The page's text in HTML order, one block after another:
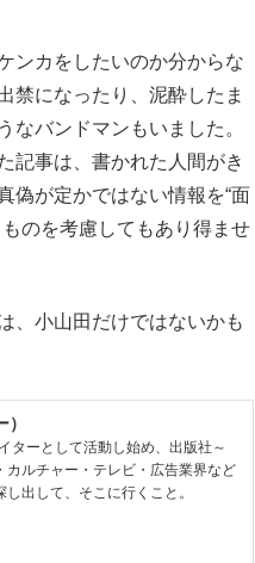
ンカをしたいのか分からな
禁になったり、泥酔したま
なバンドマンもいました。
記事は、書かれた人間がき
偽が定かではない情報を“面
のを考慮してもあり得ませ
、小山田だけではないかも
ターとして活動し始め、出版社～
ルチャー・テレビ・広告業界など
出して、そこに行くこと。